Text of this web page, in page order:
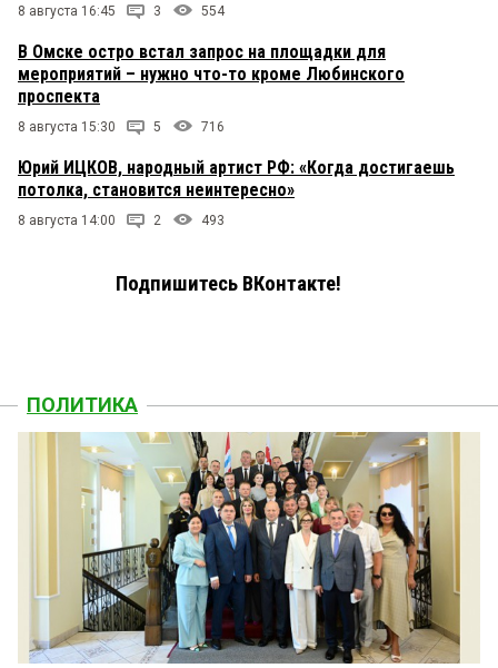
8 августа 16:45 3 554
В Омске остро встал запрос на площадки для
мероприятий – нужно что-то кроме Любинского
проспекта
8 августа 15:30 5 716
Юрий ИЦКОВ, народный артист РФ: «Когда достигаешь
потолка, становится неинтересно»
8 августа 14:00 2 493
Подпишитесь ВКонтакте!
ПОЛИТИКА